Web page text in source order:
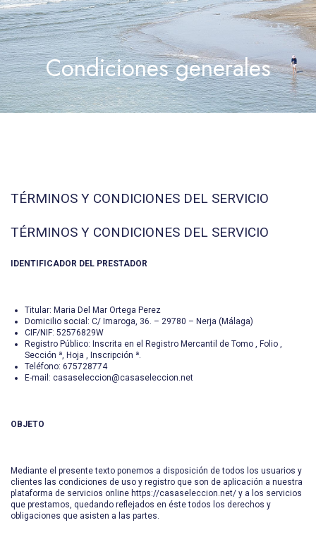
Condiciones generales
TÉRMINOS Y CONDICIONES DEL SERVICIO
TÉRMINOS Y CONDICIONES DEL SERVICIO
IDENTIFICADOR DEL PRESTADOR
Titular: Maria Del Mar Ortega Perez
Domicilio social: C/ Imaroga, 36. – 29780 – Nerja (Málaga)
CIF/NIF: 52576829W
Registro Público: Inscrita en el Registro Mercantil de Tomo , Folio ,
Sección ª, Hoja , Inscripción ª.
Teléfono: 675728774
E-mail: casaseleccion@casaseleccion.net
OBJETO
Mediante el presente texto ponemos a disposición de todos los usuarios y
clientes las condiciones de uso y registro que son de aplicación a nuestra
plataforma de servicios online https://casaseleccion.net/ y a los servicios
que prestamos, quedando reflejados en éste todos los derechos y
obligaciones que asisten a las partes.